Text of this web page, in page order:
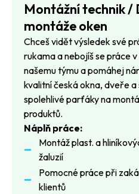
Montážní technik /
montáže oken
Chceš vidět výsledek své
rukama a nebojíš se práce
našemu týmu a pomáhej
kvalitní česká okna, dveře
spolehlivé parťáky na
produktů.
Náplň práce:
Montáž plast. a
žaluzií
Pomocné práce při
klientů